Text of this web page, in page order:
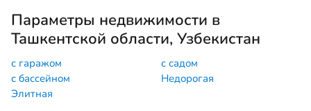
Параметры недвижимости в
Ташкентской области, Узбекистан
с гаражом
с садом
с бассейном
Недорогая
Элитная